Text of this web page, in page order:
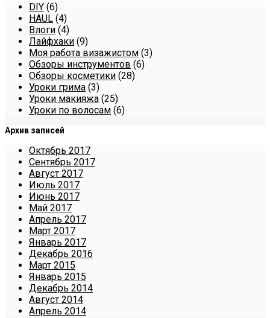
DIY (6)
HAUL (4)
Влоги (4)
Лайфхаки (9)
Моя работа визажистом (3)
Обзоры инструментов (6)
Обзоры косметики (28)
Уроки грима (3)
Уроки макияжа (25)
Уроки по волосам (6)
Архив записей
Октябрь 2017
Сентябрь 2017
Август 2017
Июль 2017
Июнь 2017
Май 2017
Апрель 2017
Март 2017
Январь 2017
Декабрь 2016
Март 2015
Январь 2015
Декабрь 2014
Август 2014
Апрель 2014